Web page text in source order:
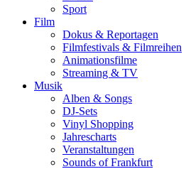
Sport
Film
Dokus & Reportagen
Filmfestivals & Filmreihen
Animationsfilme
Streaming & TV
Musik
Alben & Songs
DJ-Sets
Vinyl Shopping
Jahrescharts
Veranstaltungen
Sounds of Frankfurt